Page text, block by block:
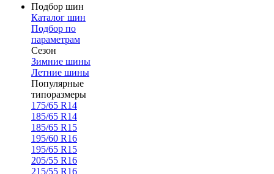
Подбор шин
Каталог шин
Подбор по
параметрам
Сезон
Зимние шины
Летние шины
Популярные
типоразмеры
175/65 R14
185/65 R14
185/65 R15
195/60 R16
195/65 R15
205/55 R16
215/55 R16